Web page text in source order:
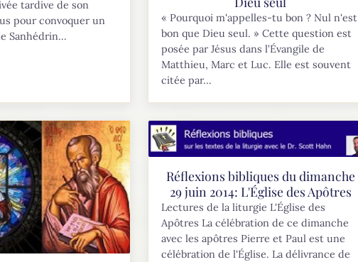
tardive de son
pour convoquer un
Sanhédrin...
« Pourquoi m'appelles-tu bon ? Nul n'est
bon que Dieu seul. » Cette question est
posée par Jésus dans l’Évangile de
Matthieu, Marc et Luc. Elle est souvent
citée par...
Réflexions bibliques du dimanche
29 juin 2014: L'Église des Apôtres
Lectures de la liturgie L'Église des
Apôtres La célébration de ce dimanche
avec les apôtres Pierre et Paul est une
célébration de l'Église. La délivrance de